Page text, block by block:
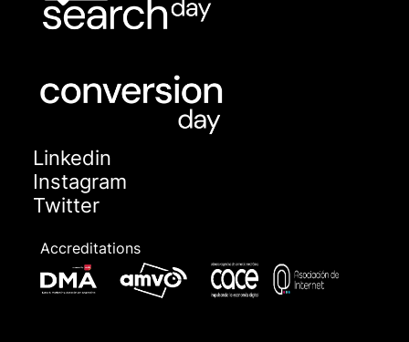
Linkedin
Instagram
Twitter
Accreditations